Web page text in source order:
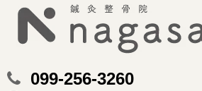
099-256-3260